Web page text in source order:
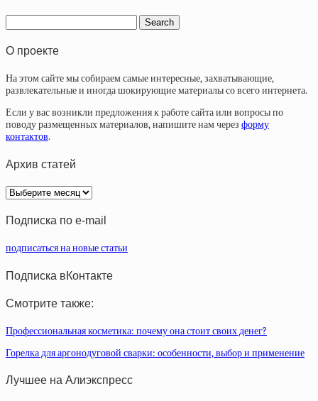
О проекте
На этом сайте мы собираем самые интересные, захватывающие,
развлекательные и иногда шокирующие материалы со всего интернета.
Если у вас возникли предложения к работе сайта или вопросы по
поводу размещенных материалов, напишите нам через форму
контактов.
Архив статей
Архив
статей
Подписка по e-mail
подписаться на новые статьи
Подписка вКонтакте
Смотрите также:
Профессиональная косметика: почему она стоит своих денег?
Горелка для аргонодуговой сварки: особенности, выбор и применение
Лучшее на Алиэкспресс